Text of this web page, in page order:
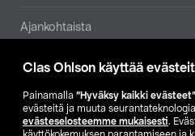
Clas Ohlson käyttää
Painamalla ”Hyväksy kaikki evästeet”
evästeitä ja muuta
evästeselosteemme mukaisesti.
Ajankohtaista
Muut yrityksemme
Etsi